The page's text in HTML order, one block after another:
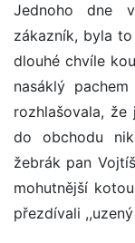
Jednoho dne
zákazník, byla
dlouhé chvíle
nasáklý
rozhlašovala,
do obchodu
žebrák pan
mohutnější
přezdívali ,,uzený